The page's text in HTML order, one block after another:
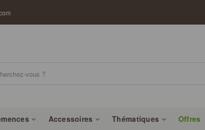
Accessoires Thématiques Offres